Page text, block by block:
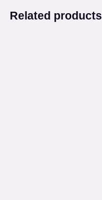
Related products